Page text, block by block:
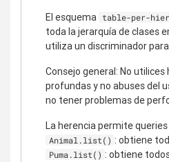
El esquema table-per-
toda la jerarquía de clases
utiliza un discriminador
Consejo general: No
profundas y no abuses del
no tener problemas de
La herencia permite
Animal.list() : obtiene
Puma.list() : obtiene